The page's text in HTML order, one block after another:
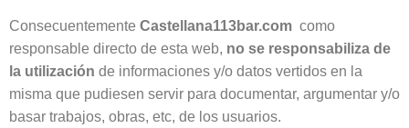
Consecuentemente Castellana113bar.com como
responsable directo de esta web, no se responsabiliza de
la utilización de informaciones y/o datos vertidos en la
misma que pudiesen servir para documentar, argumentar y/o
basar trabajos, obras, etc, de los usuarios.